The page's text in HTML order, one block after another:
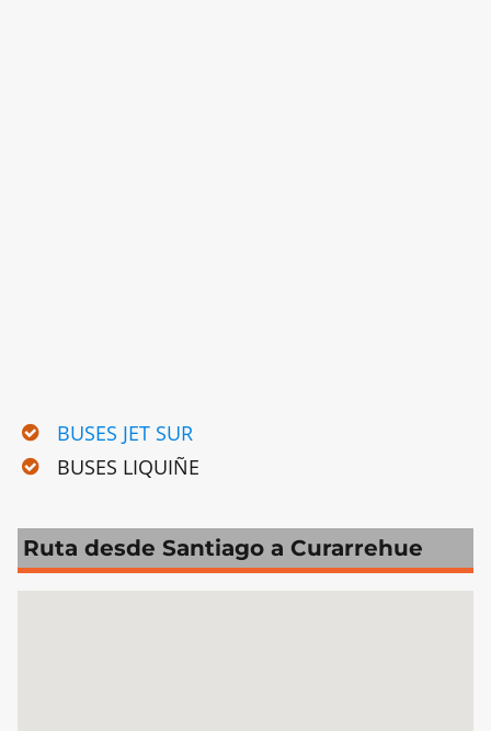
BUSES JET SUR
BUSES LIQUIÑE
Ruta desde Santiago a Curarrehue